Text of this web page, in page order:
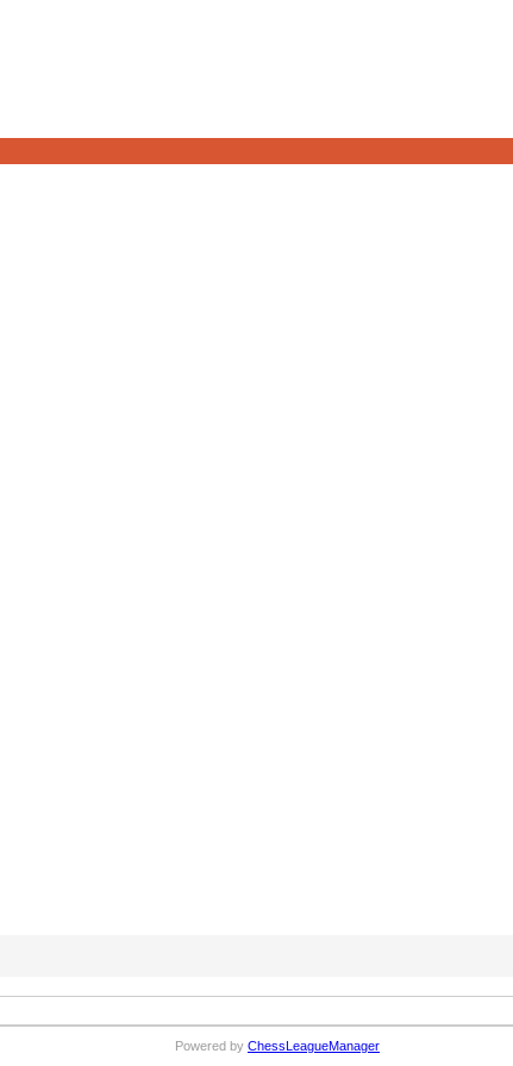
Powered by ChessLeagueManager